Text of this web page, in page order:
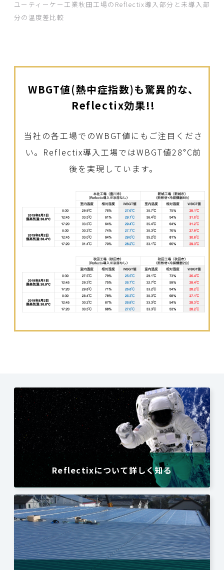
ユーティーケー工業秋田工場のReflectix導入部分と未導入部
分の温度差比較
WBGT値(熱中症指数)も驚異的な、
Reflectix効果!!
当社の各工場でのWBGT値にもご注目くださ
い。 Reflectix導入工場ではWBGT値28°C前
後を実現しています。
Reflectixについて詳しく知る